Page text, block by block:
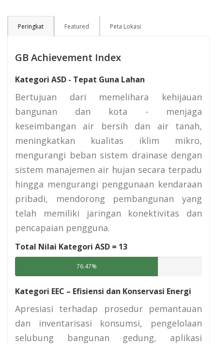
Peringkat Featured Peta Lokasi
GB Achievement Index
Kategori ASD - Tepat Guna Lahan
Bertujuan dari memelihara kehijauan
bangunan dan kota - menjaga
keseimbangan air bersih dan air tanah,
meningkatkan kualitas iklim mikro,
mengurangi beban sistem drainase dengan
sistem manajemen air hujan secara terpadu
hingga mengurangi penggunaan kendaraan
pribadi, mendorong pembangunan yang
telah memiliki jaringan konektivitas dan
pencapaian pengguna.
Total Nilai Kategori ASD = 13
76.47%
Kategori EEC – Efisiensi dan Konservasi Energi
Apresiasi terhadap prosedur pemantauan
dan inventarisasi konsumsi, pengelolaan
selubung bangunan gedung, aplikasi